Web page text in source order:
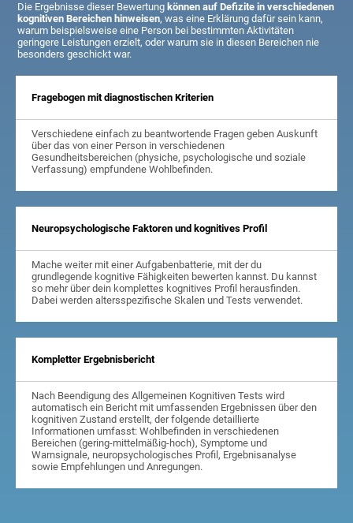
Die Ergebnisse dieser Bewertung können auf Defizite in verschiedenen
kognitiven Bereichen hinweisen, was eine Erklärung dafür sein kann,
warum beispielsweise eine Person bei bestimmten Aktivitäten
geringere Leistungen erzielt, oder warum sie in diesen Bereichen nie
besonders geschickt war.
Fragebogen mit diagnostischen Kriterien
Verschiedene einfach zu beantwortende Fragen geben Auskunft
über das von einer Person in verschiedenen
Gesundheitsbereichen (physiche, psychologische und soziale
Verfassung) empfundene Wohlbefinden.
Neuropsychologische Faktoren und kognitives Profil
Mache weiter mit einer Aufgabenbatterie, mit der du
grundlegende kognitive Fähigkeiten bewerten kannst. Du kannst
so mehr über dein komplettes kognitives Profil herausfinden.
Dabei werden altersspezifische Skalen und Tests verwendet.
Kompletter Ergebnisbericht
Nach Beendigung des Allgemeinen Kognitiven Tests wird
automatisch ein Bericht mit umfassenden Ergebnissen über den
kognitiven Zustand erstellt, der folgende detaillierte
Informationen umfasst: Wohlbefinden in verschiedenen
Bereichen (gering-mittelmäßig-hoch), Symptome und
Warnsignale, neuropsychologisches Profil, Ergebnisanalyse
sowie Empfehlungen und Anregungen.